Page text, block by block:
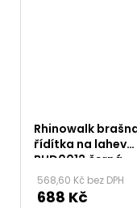
Rhinowalk
řídítka na lahev
BHD0012 černá
568,60 Kč bez DPH
688 Kč